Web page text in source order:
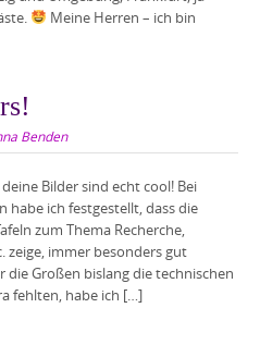
Meine Herren – ich bin
Benden
Bilder sind echt cool! Bei
habe ich festgestellt, dass die
zum Thema Recherche,
zeige, immer besonders gut
Großen bislang die technischen
fehlten, habe ich […]